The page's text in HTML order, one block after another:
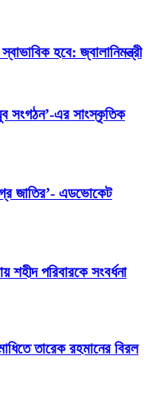
হবে: জ্বালানিমন্ত্রী
সংগঠন’-এর সাংস্কৃতিক
জাতির’- এডভোকেট
শহীদ পরিবারকে সংবর্ধনা
তারেক রহমানের বিরল